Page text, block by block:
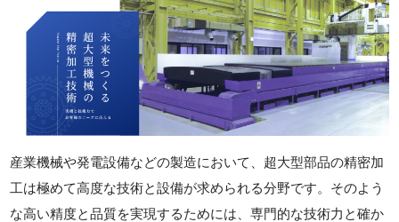
産業機械や発電設備などの製造において、超大型部品の精密加
工は極めて高度な技術と設備が求められる分野です。そのよう
な高い精度と品質を実現するためには、専門的な技術力と確か